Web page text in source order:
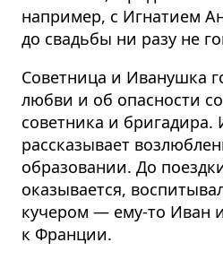
например, с Игнатием
до свадьбы ни разу не
Советница и Иванушка
любви и об опасности
советника и бригадира.
рассказывает
образовании. До
оказывается,
кучером — ему-то Иван
к Франции.